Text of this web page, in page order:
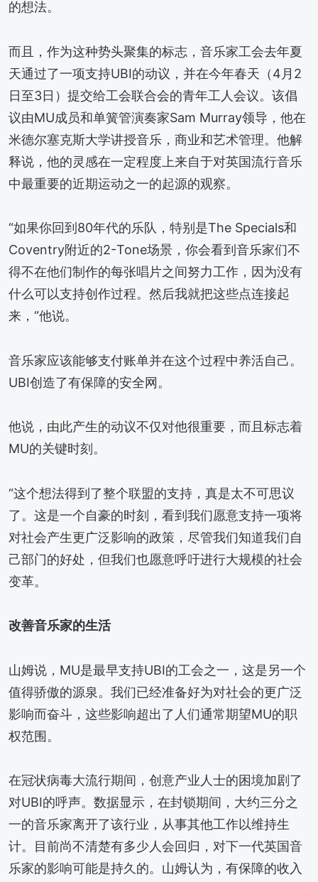
的想法。
而且，作为这种势头聚集的标志，音乐家工会去年夏
天通过了一项支持UBI的动议，并在今年春天（4月2
日至3日）提交给工会联合会的青年工人会议。该倡
议由MU成员和单簧管演奏家Sam Murray领导，他在
米德尔塞克斯大学讲授音乐，商业和艺术管理。他解
释说，他的灵感在一定程度上来自于对英国流行音乐
中最重要的近期运动之一的起源的观察。
“如果你回到80年代的乐队，特别是The Specials和
Coventry附近的2-Tone场景，你会看到音乐家们不
得不在他们制作的每张唱片之间努力工作，因为没有
什么可以支持创作过程。然后我就把这些点连接起
来，“他说。
音乐家应该能够支付账单并在这个过程中养活自己。
UBI创造了有保障的安全网。
他说，由此产生的动议不仅对他很重要，而且标志着
MU的关键时刻。
“这个想法得到了整个联盟的支持，真是太不可思议
了。这是一个自豪的时刻，看到我们愿意支持一项将
对社会产生更广泛影响的政策，尽管我们知道我们自
己部门的好处，但我们也愿意呼吁进行大规模的社会
变革。
改善音乐家的生活
山姆说，MU是最早支持UBI的工会之一，这是另一个
值得骄傲的源泉。我们已经准备好为对社会的更广泛
影响而奋斗，这些影响超出了人们通常期望MU的职
权范围。
在冠状病毒大流行期间，创意产业人士的困境加剧了
对UBI的呼声。数据显示，在封锁期间，大约三分之
一的音乐家离开了该行业，从事其他工作以维持生
计。目前尚不清楚有多少人会回归，对下一代英国音
乐家的影响可能是持久的。山姆认为，有保障的收入